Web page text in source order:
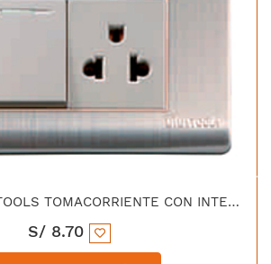
[TXI511U] UYUSTOOLS TOMACORRIENTE CON INTERRUPTOR ACERO INOX C/CURVA
S/ 8.70